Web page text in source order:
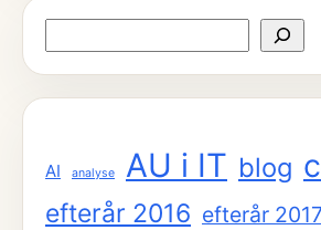
AI analyse AU i IT blog
efterår 2016 efterår 2017